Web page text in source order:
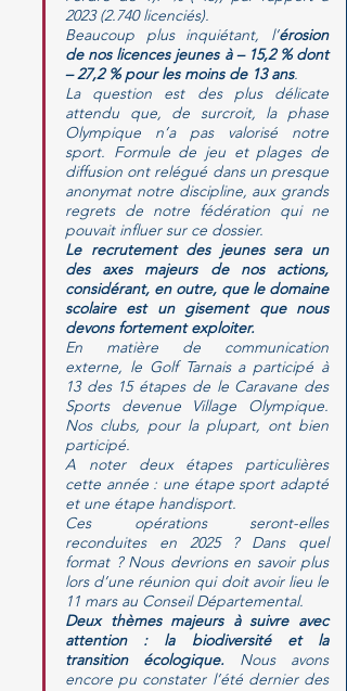
2023 (2.740 licenciés).
Beaucoup plus inquiétant, l’érosion
de nos licences jeunes à – 15,2 % dont
– 27,2 % pour les moins de 13 ans.
La question est des plus délicate
attendu que, de surcroit, la phase
Olympique n’a pas valorisé notre
sport. Formule de jeu et plages de
diffusion ont relégué dans un presque
anonymat notre discipline, aux grands
regrets de notre fédération qui ne
pouvait influer sur ce dossier.
Le recrutement des jeunes sera un
des axes majeurs de nos actions,
considérant, en outre, que le domaine
scolaire est un gisement que nous
devons fortement exploiter.
En matière de communication
externe, le Golf Tarnais a participé à
13 des 15 étapes de le Caravane des
Sports devenue Village Olympique.
Nos clubs, pour la plupart, ont bien
participé.
A noter deux étapes particulières
cette année : une étape sport adapté
et une étape handisport.
Ces opérations seront-elles
reconduites en 2025 ? Dans quel
format ? Nous devrions en savoir plus
lors d’une réunion qui doit avoir lieu le
11 mars au Conseil Départemental.
Deux thèmes majeurs à suivre avec
attention : la biodiversité et la
transition écologique. Nous avons
encore pu constater l’été dernier des